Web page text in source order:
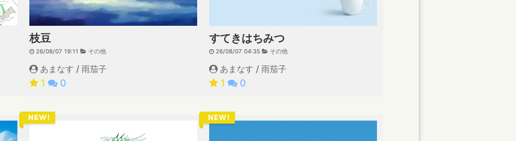
枝豆
26/08/07 19:11 その他
あまなす / 雨茄子
1 0
すてきはちみつ
26/08/07 04:35 その他
あまなす / 雨茄子
1 0
NEW! NEW!